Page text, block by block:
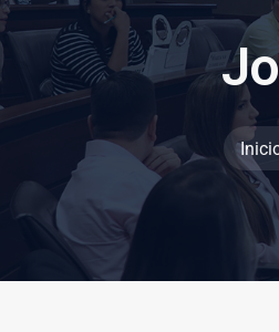
Jo